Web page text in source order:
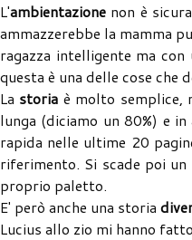
L'ambientazione non è
ammazzerebbe la mamma
ragazza intelligente ma
questa è una delle cose che
La storia è molto semplice,
lunga (diciamo un 80%) e
rapida nelle ultime 20
riferimento. Si scade poi
proprio paletto.
E' però anche una storia
Lucius allo zio mi hanno